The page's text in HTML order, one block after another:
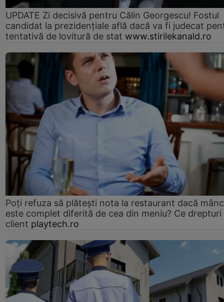
UPDATE Zi decisivă pentru Călin Georgescu! Fostul
candidat la prezidențiale află dacă va fi judecat
tentativă de lovitură de stat www.stirilekanald.ro
Poți refuza să plătești nota la restaurant dacă
este complet diferită de cea din meniu? Ce drepturi
client playtech.ro